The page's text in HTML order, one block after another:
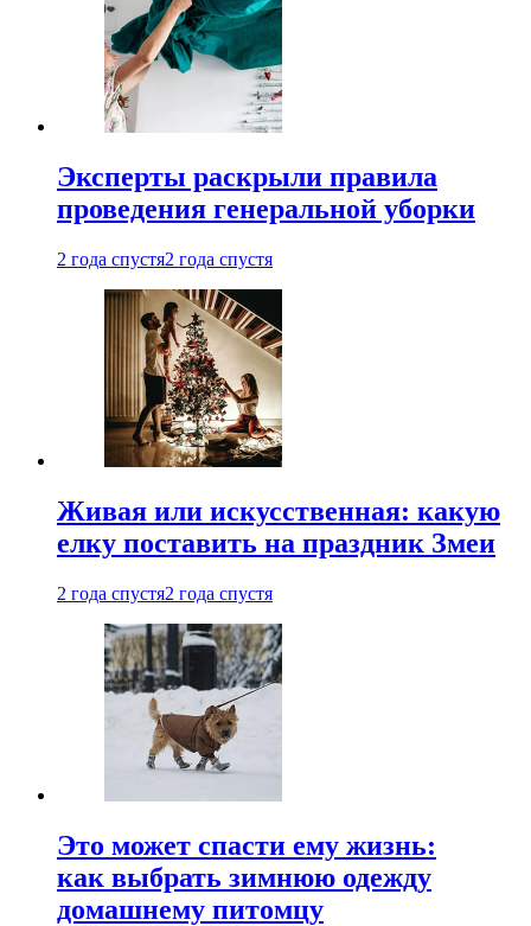
Эксперты раскрыли правила
проведения генеральной уборки
2 года спустя2 года спустя
Живая или искусственная: какую
елку поставить на праздник Змеи
2 года спустя2 года спустя
Это может спасти ему жизнь:
как выбрать зимнюю одежду
домашнему питомцу